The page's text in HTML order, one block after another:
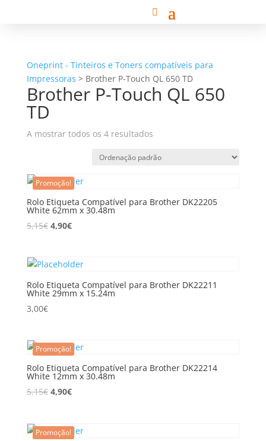
Oneprint - Tinteiros e Toners compatíveis para
Impressoras > Brother P-Touch QL 650 TD
Brother P-Touch QL 650
TD
A mostrar todos os 4 resultados
Promoção!
Rolo Etiqueta Compatível para Brother DK22205
White 62mm x 30.48m
5,15€ 4,90€
Rolo Etiqueta Compatível para Brother DK22211
White 29mm x 15.24m
3,00€
Promoção!
Rolo Etiqueta Compatível para Brother DK22214
White 12mm x 30.48m
5,15€ 4,90€
Promoção!